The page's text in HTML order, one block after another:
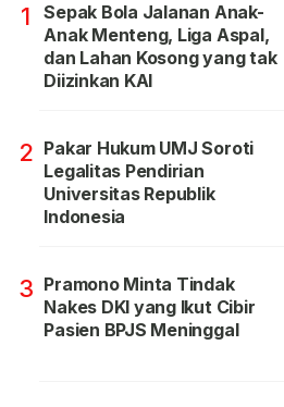
1
Sepak Bola Jalanan Anak-
Anak Menteng, Liga Aspal,
dan Lahan Kosong yang tak
Diizinkan KAI
2 Pakar Hukum UMJ Soroti
Legalitas Pendirian
Universitas Republik
Indonesia
3 Pramono Minta Tindak
Nakes DKI yang Ikut Cibir
Pasien BPJS Meninggal